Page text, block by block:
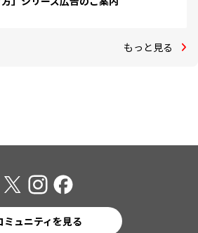
もっと見る
ミュニティを見る